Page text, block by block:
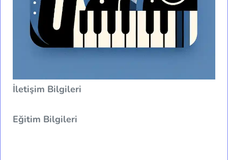
İletişim Bilgileri
Eğitim Bilgileri